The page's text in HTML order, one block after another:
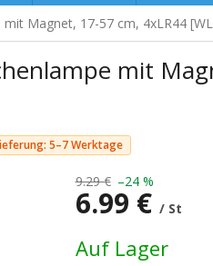
Magnet, 17-57 cm, 4xLR44
mit
5–7 Werktage
9.29 € –24 %
6.99 € / St
Auf Lager